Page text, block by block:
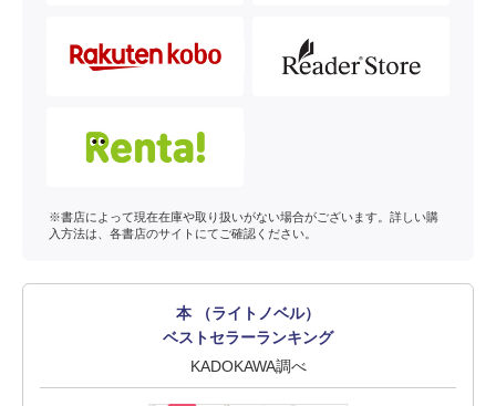
※書店によって現在在庫や取り扱いがない場合がございます。詳しい購
入方法は、各書店のサイトにてご確認ください。
本 （ライトノベル）
ベストセラーランキング
KADOKAWA調べ